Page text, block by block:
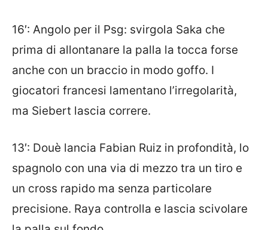
16′: Angolo per il Psg: svirgola Saka che
prima di allontanare la palla la tocca forse
anche con un braccio in modo goffo. I
giocatori francesi lamentano l’irregolarità,
ma Siebert lascia correre.
13′: Douè lancia Fabian Ruiz in profondità, lo
spagnolo con una via di mezzo tra un tiro e
un cross rapido ma senza particolare
precisione. Raya controlla e lascia scivolare